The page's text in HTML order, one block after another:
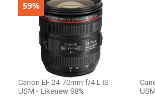
59%
Canon EF 24-70mm f/4 L IS
USM - Likenew 98%